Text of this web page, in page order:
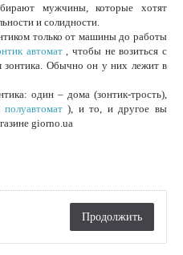
мужчины, которые хотят
и солидности.
только от машины до работы
автомат, чтобы не возиться с
Обычно он у них лежит в
один – дома (зонтик-трость),
полуавтомат), и то, и другое вы
giorno.ua
Продолжить